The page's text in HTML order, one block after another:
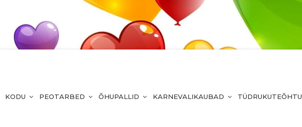
KODU PEOTARBED ÕHUPALLID KARNEVALIKAUBAD TÜDRUKUTEÕHTU